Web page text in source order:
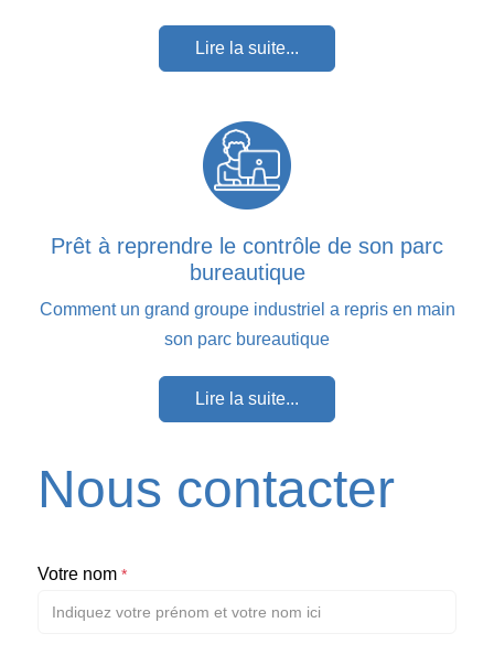
Lire la suite...
Prêt à reprendre le contrôle de son parc
bureautique
Comment un grand groupe industriel a repris en main
son parc bureautique
Lire la suite...
Nous contacter
Votre nom*